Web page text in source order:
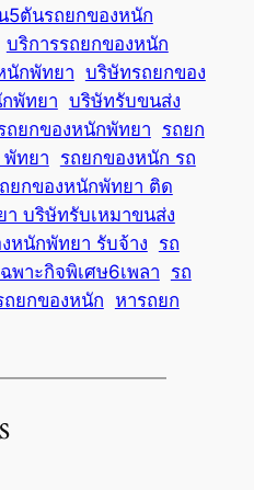
5ตันรถยกของหนัก
บริการรถยกของหนัก
นักพัทยา บริษัทรถยกของ
พัทยา บริษัทรับขนส่ง
ถยกของหนักพัทยา รถยก
พัทยา รถยกของหนัก รถ
ยกของหนักพัทยา ติด
บริษัทรับเหมาขนส่ง
หนักพัทยา รับจ้าง รถ
ฉพาะกิจพิเศษ6เพลา รถ
ถยกของหนัก หารถยก